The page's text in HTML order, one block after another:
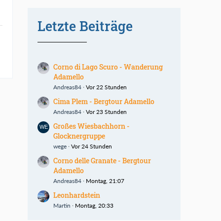
Letzte Beiträge
Corno di Lago Scuro - Wanderung
Adamello
Andreas84 Vor 22 Stunden
Cima Plem - Bergtour Adamello
Andreas84 Vor 23 Stunden
Großes Wiesbachhorn -
Glocknergruppe
wege Vor 24 Stunden
Corno delle Granate - Bergtour
Adamello
Andreas84 Montag, 21:07
Leonhardstein
Martin Montag, 20:33